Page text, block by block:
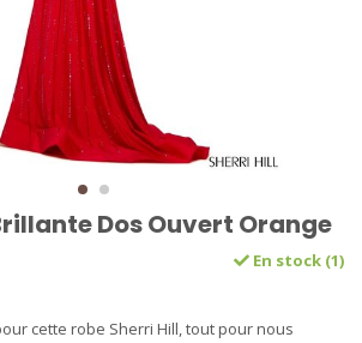
Dos Ouvert Orange
En stock (1)
cette robe Sherri Hill, tout pour nous